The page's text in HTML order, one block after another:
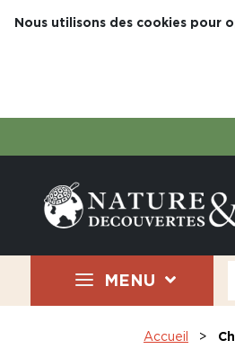
Nous utilisons des cookies pour
MENU
Accueil